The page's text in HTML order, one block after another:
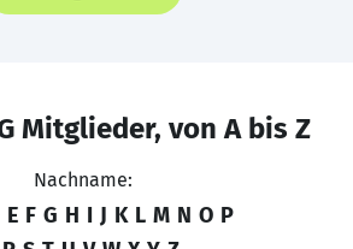
Mitglieder, von A bis Z
Nachname:
E F G H I J K L M N O P